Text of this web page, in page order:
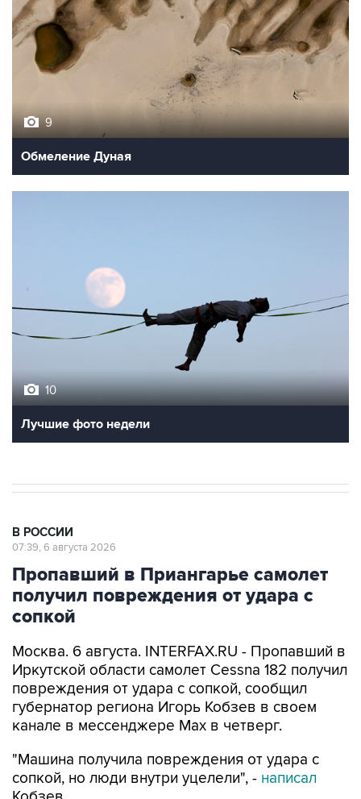
9
Обмеление Дуная
10
Лучшие фото недели
В РОССИИ
07:39, 6 августа 2026
Пропавший в Приангарье самолет
получил повреждения от удара с
сопкой
Москва. 6 августа. INTERFAX.RU - Пропавший в
Иркутской области самолет Cessna 182 получил
повреждения от удара с сопкой, сообщил
губернатор региона Игорь Кобзев в своем
канале в мессенджере Мах в четверг.
"Машина получила повреждения от удара с
сопкой, но люди внутри уцелели", - написал